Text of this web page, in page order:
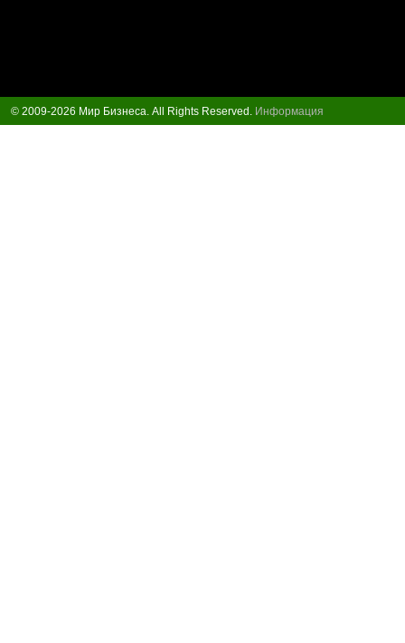
© 2009-2026 Мир Бизнеса. All Rights Reserved. Информация